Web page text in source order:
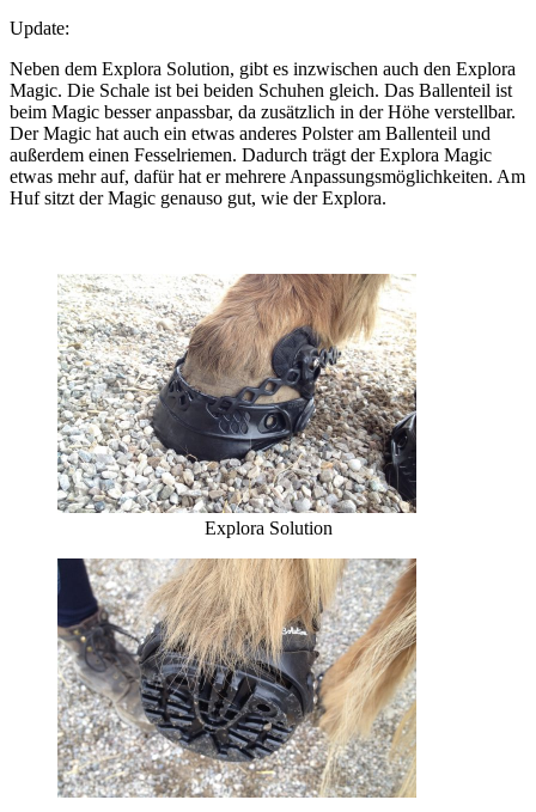
Update:
Neben dem Explora Solution, gibt es inzwischen auch den Explora
Magic. Die Schale ist bei beiden Schuhen gleich. Das Ballenteil ist
beim Magic besser anpassbar, da zusätzlich in der Höhe verstellbar.
Der Magic hat auch ein etwas anderes Polster am Ballenteil und
außerdem einen Fesselriemen. Dadurch trägt der Explora Magic
etwas mehr auf, dafür hat er mehrere Anpassungsmöglichkeiten. Am
Huf sitzt der Magic genauso gut, wie der Explora.
Explora Solution